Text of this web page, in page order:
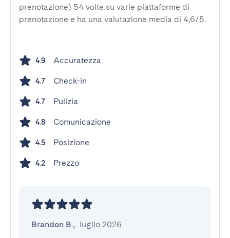
prenotazione) 54 volte su varie piattaforme di
prenotazione e ha una valutazione media di 4,6/5.
4.9 Accuratezza
4.7 Check-in
4.7 Pulizia
4.8 Comunicazione
4.5 Posizione
4.2 Prezzo
Brandon B., luglio 2026